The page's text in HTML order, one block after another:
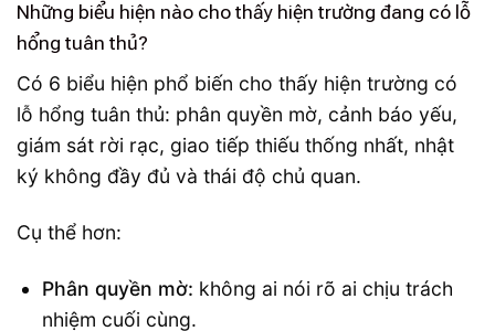
Những biểu hiện nào cho thấy hiện trường đang có lỗ
hổng tuân thủ?
Có 6 biểu hiện phổ biến cho thấy hiện trường có
lỗ hổng tuân thủ: phân quyền mờ, cảnh báo yếu,
giám sát rời rạc, giao tiếp thiếu thống nhất, nhật
ký không đầy đủ và thái độ chủ quan.
Cụ thể hơn:
Phân quyền mờ: không ai nói rõ ai chịu trách
nhiệm cuối cùng.